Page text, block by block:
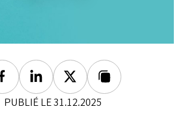
FacebookLinkedinTwitterLien copié
PUBLIÉ LE 31.12.2025